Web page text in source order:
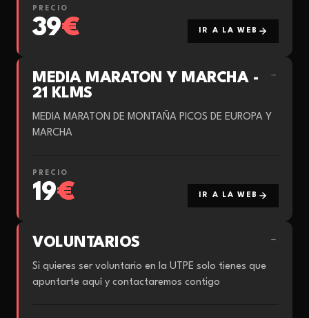
PRECIO
39€ IR A LA WEB
MEDIA MARATON Y MARCHA -
21 KLMS
→
MEDIA MARATON DE MONTAÑA PICOS DE EUROPA Y
MARCHA
PRECIO
19€ IR A LA WEB
VOLUNTARIOS →
Si quieres ser voluntario en la UTPE solo tienes que
apuntarte aquí y contactaremos contigo